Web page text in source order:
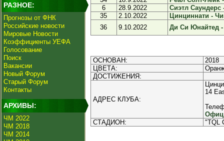
РАЗНОЕ:
Прогнозы от ФНК
Российские новости
Мировые Новости
Коэффициенты УЕФА
Голосование
Поиск
Вакансии
Новый Форум
Старый Форум
Контакты
АРХИВЫ:
ЧМ 2022
ЧМ 2018
ЧМ 2014
6
28.9.2022
Сиэтл Саундерс
35
2.10.2022
Цинциннати -
36
9.10.2022 Ди Си Юнайтед -
ОСНОВАН:
2018
ЦВЕТА:
ДОСТИЖЕНИЯ:
АДРЕС КЛУБА:
14
СТАДИОН:
"TQL